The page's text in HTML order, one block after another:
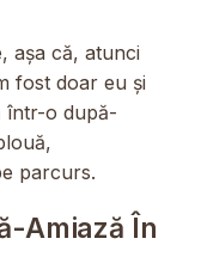
așa că, atunci
fost doar eu și
într-o după-
parcurs.
Amiază În